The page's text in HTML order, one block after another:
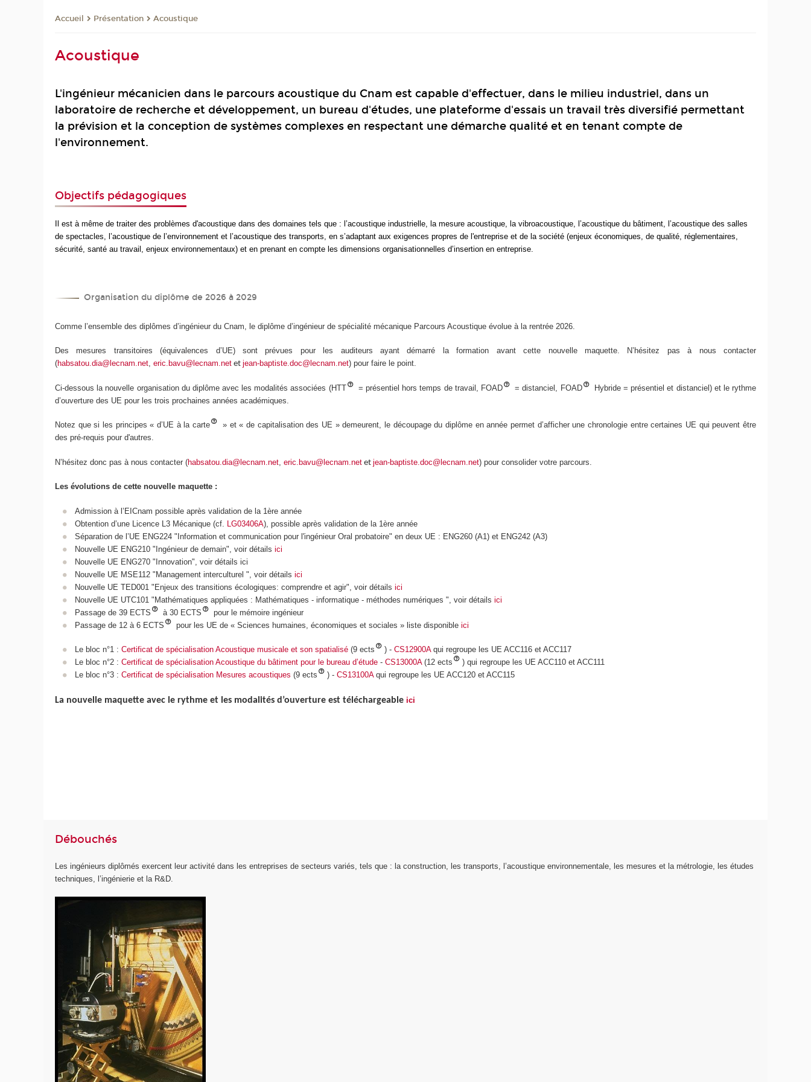
Accueil Présentation Acoustique
Acoustique
L'ingénieur mécanicien dans le parcours acoustique du Cnam est capable d'effectuer, dans le milieu industriel, dans un
laboratoire de recherche et développement, un bureau d'études, une plateforme d'essais un travail très diversifié permettant
la prévision et la conception de systèmes complexes en respectant une démarche qualité et en tenant compte de
l'environnement.
Objectifs pédagogiques
Il est à même de traiter des problèmes d'acoustique dans des domaines tels que : l’acoustique industrielle, la mesure acoustique, la vibroacoustique, l’acoustique du bâtiment, l’acoustique des salles
de spectacles, l’acoustique de l’environnement et l’acoustique des transports, en s’adaptant aux exigences propres de l'entreprise et de la société (enjeux économiques, de qualité, réglementaires,
sécurité, santé au travail, enjeux environnementaux) et en prenant en compte les dimensions organisationnelles d’insertion en entreprise.
Organisation du diplôme de 2026 à 2029
Comme l’ensemble des diplômes d’ingénieur du Cnam, le diplôme d’ingénieur de spécialité mécanique Parcours Acoustique évolue à la rentrée 2026.
Des mesures transitoires (équivalences d’UE) sont prévues pour les auditeurs ayant démarré la formation avant cette nouvelle maquette. N’hésitez pas à nous contacter
(habsatou.dia@lecnam.net,eric.bavu@lecnam.net etjean-baptiste.doc@lecnam.net) pour faire le point.
Ci-dessous la nouvelle organisation du diplôme avec les modalités associées (HTT = présentiel hors temps de travail, FOAD = distanciel, FOAD
Hybride = présentiel et distanciel) et le rythme
d’ouverture des UE pour les trois prochaines années académiques.
Notez que si les principes « d’UE à la carte
» et « de capitalisation des UE » demeurent, le découpage du diplôme en année permet d’afficher une chronologie entre certaines UE qui peuvent être
des pré-requis pour d'autres.
N’hésitez donc pas à nous contacter (habsatou.dia@lecnam.net ,eric.bavu@lecnam.net etjean-baptiste.doc@lecnam.net) pour consolider votre parcours.
Les évolutions de cette nouvelle maquette :
Admission à l’EICnam possible après validation de la 1ère année
Obtention d’une Licence L3 Mécanique (cf.
LG03406A), possible après validation de la 1ère année
Séparation de l’UE ENG224 "Information et communication pour l'ingénieur Oral probatoire" en deux UE : ENG260 (A1) et ENG242 (A3)
Nouvelle UE ENG210 "Ingénieur de demain", voir détails ici
Nouvelle UE ENG270 "Innovation", voir détails ici
Nouvelle UE MSE112 "Management interculturel ", voir détails ici
Nouvelle UE TED001 "Enjeux des transitions écologiques: comprendre et agir", voir détails ici
Nouvelle UE UTC101 "Mathématiques appliquées : Mathématiques - informatique - méthodes numériques ", voir détails ici
Passage de 39 ECTS
à 30 ECTS
pour le mémoire ingénieur
Passage de 12 à 6 ECTS
pour les UE de « Sciences humaines, économiques et sociales » liste disponible ici
Le bloc n°1 : Certificat de spécialisation Acoustique musicale et son spatialisé(9 ects ) - CS12900A qui regroupe les UE ACC116 et ACC117
Le bloc n°2 : Certificat de spécialisation Acoustique du bâtiment pour le bureau d’étude- CS13000A (12 ects
) qui regroupe les UE ACC110 et ACC111
Le bloc n°3 : Certificat de spécialisation Mesures acoustiques (9 ects ) - CS13100Aqui regroupe les UE ACC120 et ACC115
La nouvelle maquette avec le rythme et les modalités d’ouverture est téléchargeable ici
Débouchés
Les ingénieurs diplômés exercent leur activité dans les entreprises de secteurs variés, tels que : la construction, les transports, l’acoustique environnementale, les mesures et la métrologie, les études
techniques, l’ingénierie et la R&D.